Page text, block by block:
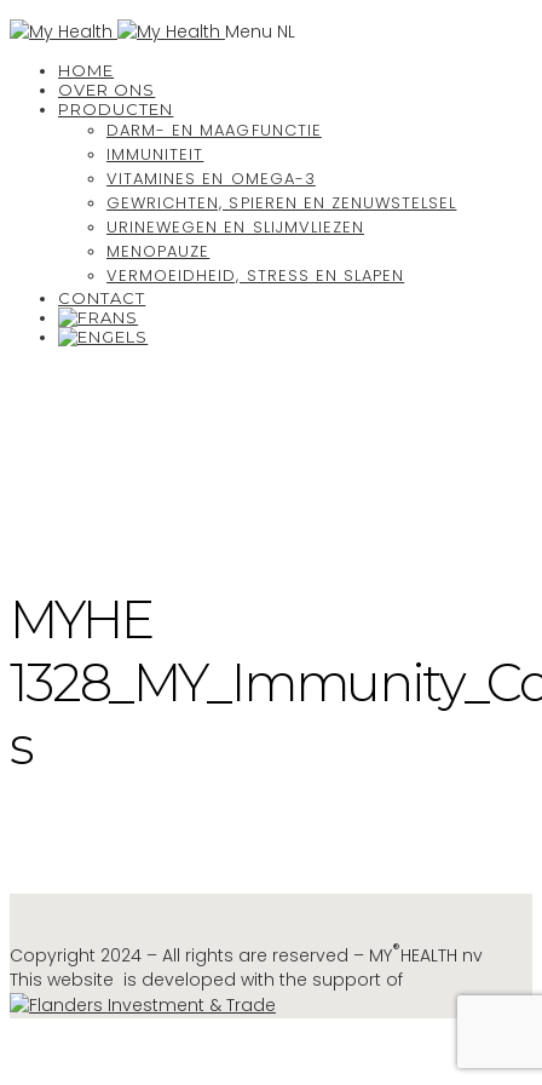
Menu NL
HOME
OVER ONS
PRODUCTEN
DARM- EN MAAGFUNCTIE
IMMUNITEIT
VITAMINES EN OMEGA-3
GEWRICHTEN, SPIEREN EN ZENUWSTELSEL
URINEWEGEN EN SLIJMVLIEZEN
MENOPAUZE
VERMOEIDHEID, STRESS EN SLAPEN
CONTACT
MYHE
s
Copyright 2024 – All rights are reserved – MY®HEALTH nv
This website is developed with the support of